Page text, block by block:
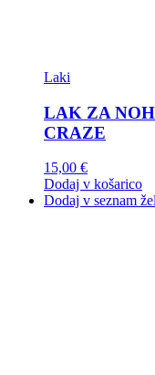
Laki
LAK ZA
CRAZE
15,00 €
Dodaj v košarico
Dodaj v seznam